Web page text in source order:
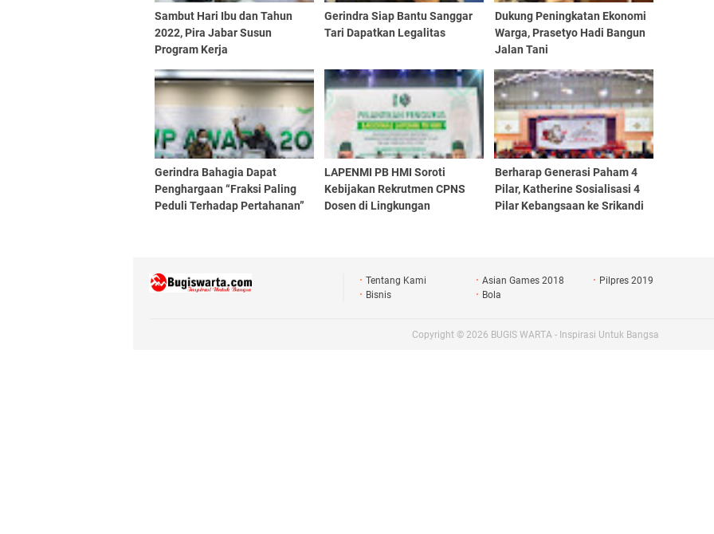
Sambut Hari Ibu dan Tahun
2022, Pira Jabar Susun
Program Kerja
Gerindra Siap Bantu Sanggar
Tari Dapatkan Legalitas
Dukung Peningkatan Ekonomi
Warga, Prasetyo Hadi Bangun
Jalan Tani
Gerindra Bahagia Dapat
Penghargaan “Fraksi Paling
Peduli Terhadap Pertahanan”
LAPENMI PB HMI Soroti
Kebijakan Rekrutmen CPNS
Dosen di Lingkungan
Berharap Generasi Paham 4
Pilar, Katherine Sosialisasi 4
Pilar Kebangsaan ke Srikandi
Tentang Kami Asian Games 2018
Pilpres 2019
Bisnis
Bola
Copyright © 2026 BUGIS WARTA - Inspirasi Untuk Bangsa